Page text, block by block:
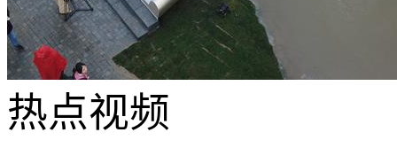
热点视频